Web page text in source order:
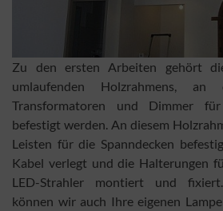
Zu den ersten Arbeiten gehört
umlaufenden Holzrahmens, an
Transformatoren und Dimmer
befestigt werden. An diesem
Leisten für die Spanndecken
Kabel verlegt und die Halterungen
LED-Strahler montiert und fixiert.
können wir auch Ihre eigenen